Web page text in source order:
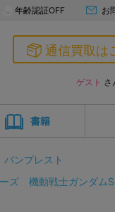
年齢認証OFF お
通信買取は
ゲスト さ
書籍
バンプレスト
ズ 機動戦士ガンダム